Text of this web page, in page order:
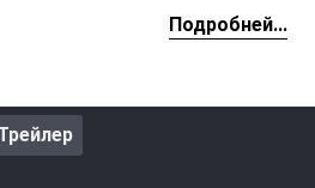
Землю и ее обитателей
вторжения, конечно не
Подробней...